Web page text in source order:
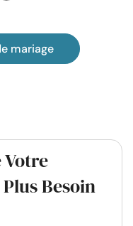
mariage
Votre
Besoin